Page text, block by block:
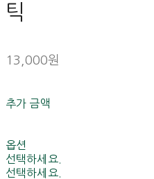
틱
13,000원
추가 금액
옵션
선택하세요.
선택하세요.